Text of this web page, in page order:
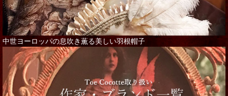
中世ヨーロッパの息吹き薫る美しい羽根帽子